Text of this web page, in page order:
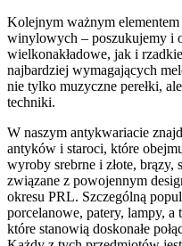
Kolejnym ważnym elementem
winylowych – poszukujemy i
wielkonakładowe, jak i
najbardziej wymagających
nie tylko muzyczne perełki,
techniki.
W naszym antykwariacie
antyków i staroci, które
wyroby srebrne i złote, brązy,
związane z powojennym
okresu PRL. Szczególną
porcelanowe, patery, lampy, a
które stanowią doskonałe